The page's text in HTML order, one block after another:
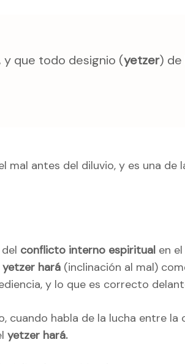
y que todo designio (yetzer) de
antes del diluvio, y es una de
conflicto interno espiritual en
yetzer hará (inclinación al mal)
y lo que es correcto
habla de la lucha entre la
yetzer hará.